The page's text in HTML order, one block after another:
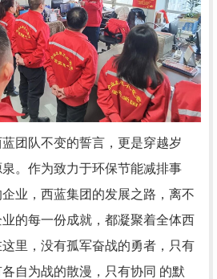
团队不变的誓言，更是穿越岁
。作为致力于环保节能减排事
业，西蓝集团的发展之路，离不
的每一份成就，都凝聚着全体西
里，没有孤军奋战的勇者，只有
自为战的散漫，只有协同 的默